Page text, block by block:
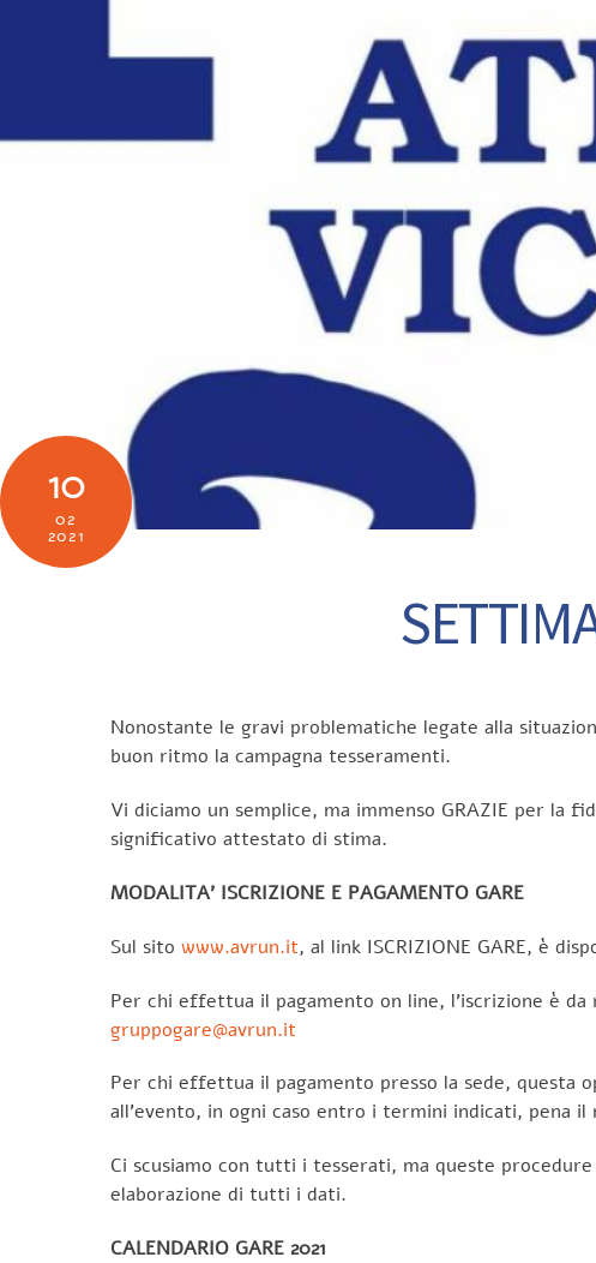
10
02
2021
Nonostante le gravi problematiche legate alla
buon ritmo la campagna tesseramenti.
Vi diciamo un semplice, ma immenso GRAZIE per la
significativo attestato di stima.
MODALITA’ ISCRIZIONE E PAGAMENTO GARE
Sul sito www.avrun.it, al link ISCRIZIONE GARE, è
Per chi effettua il pagamento on line, l’iscrizione è
gruppogare@avrun.it
Per chi effettua il pagamento presso la sede, questa
all’evento, in ogni caso entro i termini indicati, pena
Ci scusiamo con tutti i tesserati, ma queste
elaborazione di tutti i dati.
CALENDARIO GARE 2021